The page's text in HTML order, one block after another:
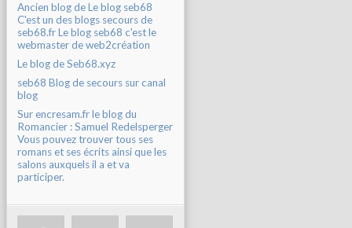
Ancien blog de Le blog seb68
C'est un des blogs secours de
seb68.fr Le blog seb68 c'est le
webmaster de web2création
Le blog de Seb68.xyz
seb68 Blog de secours sur canal
blog
Sur encresam.fr le blog du
Romancier : Samuel Redelsperger
Vous pouvez trouver tous ses
romans et ses écrits ainsi que les
salons auxquels il a et va
participer.